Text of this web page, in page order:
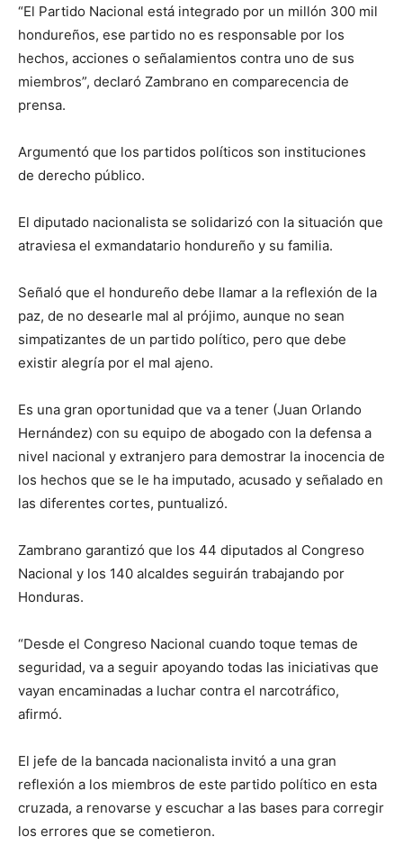
“El Partido Nacional está integrado por un millón 300 mil
hondureños, ese partido no es responsable por los
hechos, acciones o señalamientos contra uno de sus
miembros”, declaró Zambrano en comparecencia de
prensa.
Argumentó que los partidos políticos son instituciones
de derecho público.
El diputado nacionalista se solidarizó con la situación que
atraviesa el exmandatario hondureño y su familia.
Señaló que el hondureño debe llamar a la reflexión de la
paz, de no desearle mal al prójimo, aunque no sean
simpatizantes de un partido político, pero que debe
existir alegría por el mal ajeno.
Es una gran oportunidad que va a tener (Juan Orlando
Hernández) con su equipo de abogado con la defensa a
nivel nacional y extranjero para demostrar la inocencia de
los hechos que se le ha imputado, acusado y señalado en
las diferentes cortes, puntualizó.
Zambrano garantizó que los 44 diputados al Congreso
Nacional y los 140 alcaldes seguirán trabajando por
Honduras.
“Desde el Congreso Nacional cuando toque temas de
seguridad, va a seguir apoyando todas las iniciativas que
vayan encaminadas a luchar contra el narcotráfico,
afirmó.
El jefe de la bancada nacionalista invitó a una gran
reflexión a los miembros de este partido político en esta
cruzada, a renovarse y escuchar a las bases para corregir
los errores que se cometieron.